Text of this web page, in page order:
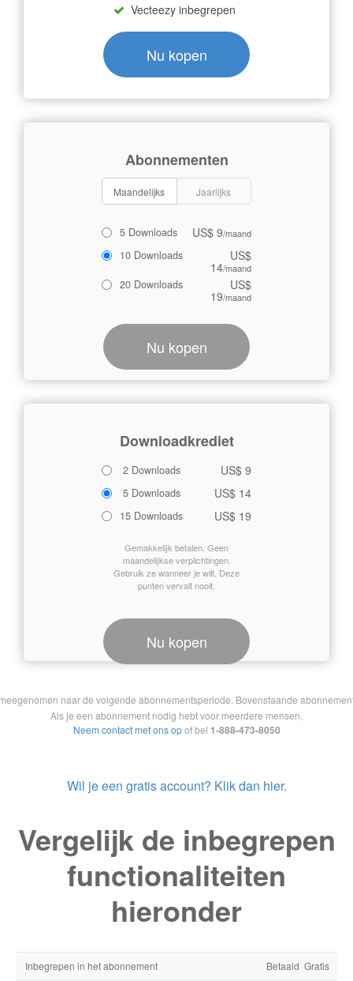
Vecteezy inbegrepen
Nu kopen
Abonnementen
Maandelijks Jaarlijks
5 Downloads US$ 9/maand
10 Downloads US$
14/maand
20 Downloads US$
19/maand
Nu kopen
Downloadkrediet
2 Downloads US$ 9
5 Downloads US$ 14
15 Downloads US$ 19
Gemakkelijk betalen. Geen
maandelijkse verplichtingen.
Gebruik ze wanneer je wilt. Deze
punten vervalt nooit.
Nu kopen
naar de volgende abonnementsperiode. Bovenstaande
Als je een abonnement nodig hebt voor meerdere mensen,
Neem contact met ons opof bel 1-888-473-8050
Wil je een gratis account? Klik dan hier.
Vergelijk de inbegrepen
functionaliteiten
hieronder
Inbegrepen in het abonnement Betaald Gratis